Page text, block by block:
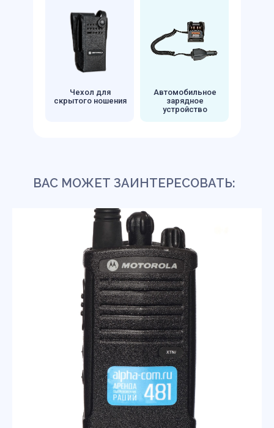
Чехол для
скрытого ношения
Автомобильное
зарядное
устройство
ВАС МОЖЕТ ЗАИНТЕРЕСОВАТЬ: